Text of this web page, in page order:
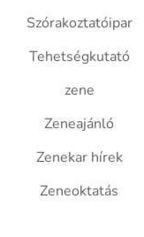
Szórakoztatóipar
Tehetségkutató
zene
Zeneajánló
Zenekar hírek
Zeneoktatás